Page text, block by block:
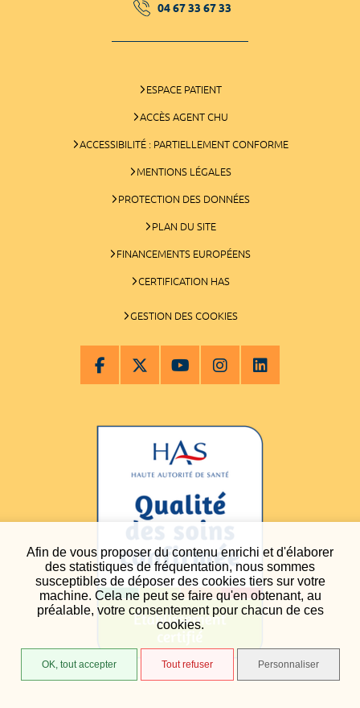
Afin de vous proposer du contenu enrichi et d'élaborer
des statistiques de fréquentation, nous sommes
susceptibles de déposer des cookies tiers sur votre
machine. Cela ne peut se faire qu'en obtenant, au
préalable, votre consentement pour chacun de ces
cookies.
OK, tout accepter Tout refuser Personnaliser
04 67 33 67 33
ESPACE PATIENT
ACCÈS AGENT CHU
ACCESSIBILITÉ : PARTIELLEMENT CONFORME
MENTIONS LÉGALES
PROTECTION DES DONNÉES
PLAN DU SITE
FINANCEMENTS EUROPÉENS
CERTIFICATION HAS
GESTION DES COOKIES